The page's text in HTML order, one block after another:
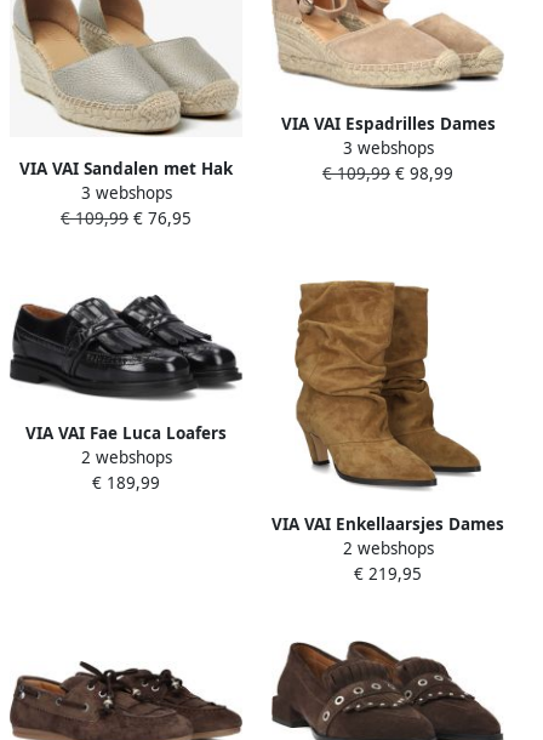
VIA VAI Sandalen met Hak
Dames Flora Braid Maat: 36
Materiaal: Leer Kleur: Grijs
3 webshops
€ 109,99 € 76,95
VIA VAI Espadrilles Dames
Flora Braid Maat: 40
Materiaal: Suède Kleur:
3 webshops
€ 109,99 € 98,99
VIA VAI Fae Luca Loafers
Dames Instappers Zwart
2 webshops
€ 189,99
VIA VAI Enkellaarsjes Dames
Elisa Palmer Maat: 40
Materiaal: Suède Kleur:
2 webshops
€ 219,95